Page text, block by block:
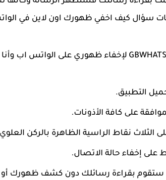
سؤال كيف اخفي ظهورك اون لاين في
التطبيق.
على كافة الأذونات.
الثلاث نقاط الراسية الظاهرة بالركن
إخفاء حالة الاتصال.
ستقوم بقراءة رسائلك دون كشف ظهورك